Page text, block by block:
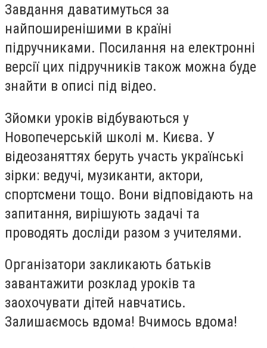
Завдання даватимуться за
найпоширенішими в країні
підручниками. Посилання на електронні
версії цих підручників також можна буде
знайти в описі під відео.
Зйомки уроків відбуваються у
Новопечерській школі м. Києва. У
відеозаняттях беруть участь українські
зірки: ведучі, музиканти, актори,
спортсмени тощо. Вони відповідають на
запитання, вирішують задачі та
проводять досліди разом з учителями.
Організатори закликають батьків
завантажити розклад уроків та
заохочувати дітей навчатись.
Залишаємось вдома! Вчимось вдома!